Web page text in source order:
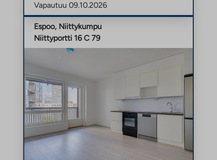
Vapautuu 09.10.2026
Espoo, Niittykumpu
Niittyportti 16 C 79